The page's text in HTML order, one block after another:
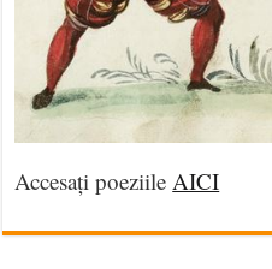
Accesați poeziile AICI